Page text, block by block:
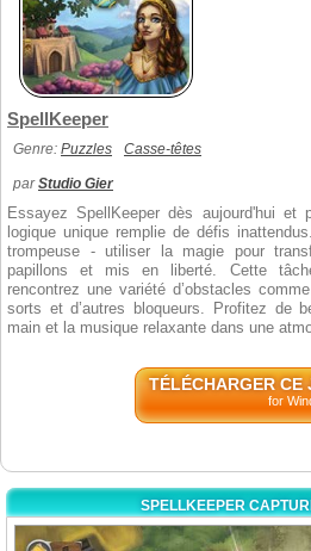
SpellKeeper
Genre: Puzzles Casse-têtes
parStudio Gier
Essayez SpellKeeper dès aujourd'hui et
logique unique remplie de défis
trompeuse - utiliser la magie pour
papillons et mis en liberté. Cette
rencontrez une variété d’obstacles
sorts et d’autres bloqueurs. Profitez de
main et la musique relaxante dans une
TÉLÉCHARGER CE
for
SPELLKEEPER